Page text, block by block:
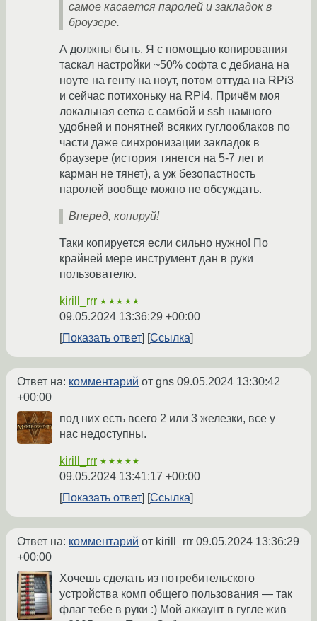
самое касается паролей и закладок в
броузере.
А должны быть. Я с помощью копирования
таскал настройки ~50% софта с дебиана на
ноуте на генту на ноут, потом оттуда на RPi3
и сейчас потихоньку на RPi4. Причём моя
локальная сетка с самбой и ssh намного
удобней и понятней всяких гуглооблаков по
части даже синхронизации закладок в
браузере (история тянется на 5-7 лет и
карман не тянет), а уж безопастность
паролей вообще можно не обсуждать.
Вперед, копируй!
Таки копируется если сильно нужно! По
крайней мере инструмент дан в руки
пользователю.
kirill_rrr ★★★★★
09.05.2024 13:36:29 +00:00
Показать ответ
Ссылка
Ответ на: комментарий от gns 09.05.2024 13:30:42
+00:00
под них есть всего 2 или 3 железки, все у
нас недоступны.
kirill_rrr ★★★★★
09.05.2024 13:41:17 +00:00
Показать ответ
Ссылка
Ответ на: комментарий от kirill_rrr 09.05.2024 13:36:29
+00:00
Хочешь сделать из потребительского
устройства комп общего пользования — так
флаг тебе в руки :) Мой аккаунт в гугле жив